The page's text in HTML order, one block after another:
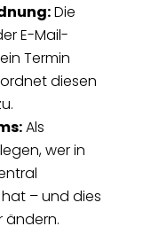
Die
E-Mail-
Termin
diesen
Als
wer in
– und dies
ändern.